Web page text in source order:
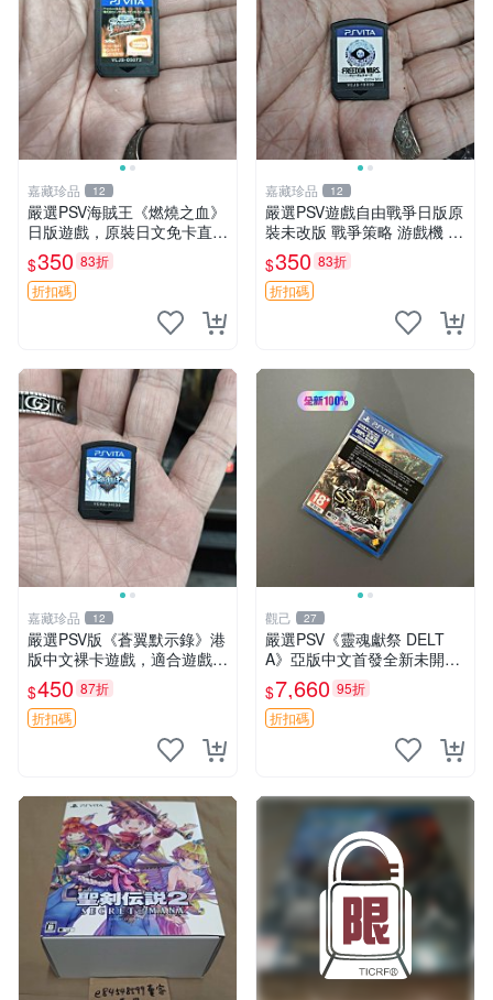
嘉藏珍品 12
嚴選PSV海賊王《燃燒之血》
日版遊戲，原裝日文免卡直玩
海賊王 PSV 測試版 游戲
$350 83折
折扣碼
嘉藏珍品 12
嚴選PSV遊戲自由戰爭日版原
裝未改版 戰爭策略 游戲機 遊
玩好物
$350 83折
折扣碼
嘉藏珍品 12
嚴選PSV版《蒼翼默示錄》港
版中文裸卡遊戲，適合遊戲收
藏 蒼翼默示錄 PSV 港版 獨玩
$450 87折
折扣碼
觀己 27
嚴選PSV《靈魂獻祭 DELT
A》亞版中文首發全新未開封
遊戲/software/game 新臺版
PS Vita 游戲
$7,660 95折
折扣碼